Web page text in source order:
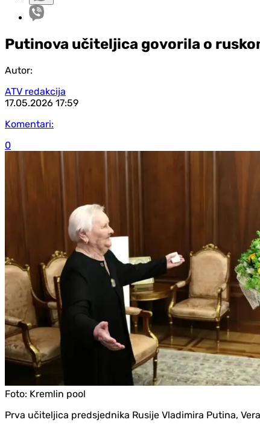
Putinova učiteljica govorila o
Autor:
ATV redakcija
17.05.2026 17:59
Komentari:
0
Foto: Kremlin pool
Prva učiteljica predsjednika Rusije Vladimira Putina,